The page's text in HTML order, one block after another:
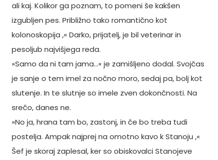
ali kaj. Kolikor ga poznam, to pomeni še kakšen
izgubljen pes. Približno tako romantično kot
kolonoskopija ,« Darko, prijatelj, je bil veterinar in
pesoljub najvišjega reda.
»Samo da ni tam jama…« je zamišljeno dodal. Svojčas
je sanje o tem imel za nočno moro, sedaj pa, bolj kot
slutenje. In te slutnje so imele zven dokončnosti. Na
srečo, danes ne.
»No ja, hrana tam bo, zastonj, in če bo treba tudi
postelja. Ampak najprej na omotno kavo k Stanoju ,«
Šef je skoraj zaplesal, ker so obiskovalci Stanojeve